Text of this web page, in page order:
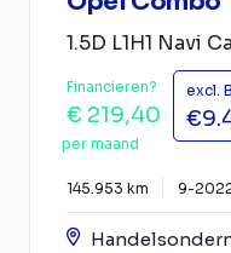
1.5D L1H1 Navi
Financieren?
€ 219,40
per maand
excl.
145.953 km 9-